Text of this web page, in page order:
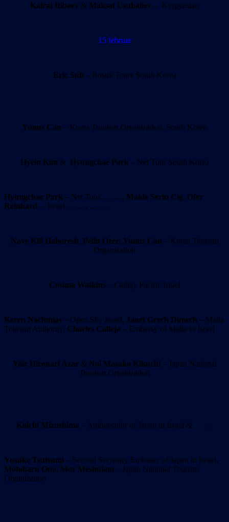
Kairat Itibaev & Maksat Usubaliev – Kyrgyzstan
15 februar
Eric Suh – Bosuk Tours South Korea
Yunus Can – Korea Tourism Organization, South Korea
Hyein Kim & Hyungchae Park – Net Tour South Korea
Hyungchae Park – Net Tour, … …, Maide Serin Cig, Ofer
Reinhard – Israel … …, … …
Nave Klil Hahoresh, Pelin Ozer, Yunus Can – Korea Tourism
Organization
Cosima Watkins– Cathay Pacific Israel
Keren Nachmias – Open Sky Israel, Janet Grech Dimech – Malta
Tourism Authority, Charles Calleja – Embassy of Malta in Israel
Yair Hironari Azar& Noi Masako Kikuchi – Japan National
Tourism Organization
Koichi Mizushima – Ambassador of Japan in Israel & … …
Yusuke Tsutsumi – Second Secretary Embassy of Japan in Israel,
Motoharu Ono, Mor Meshulam – Japan National Tourism
Organization